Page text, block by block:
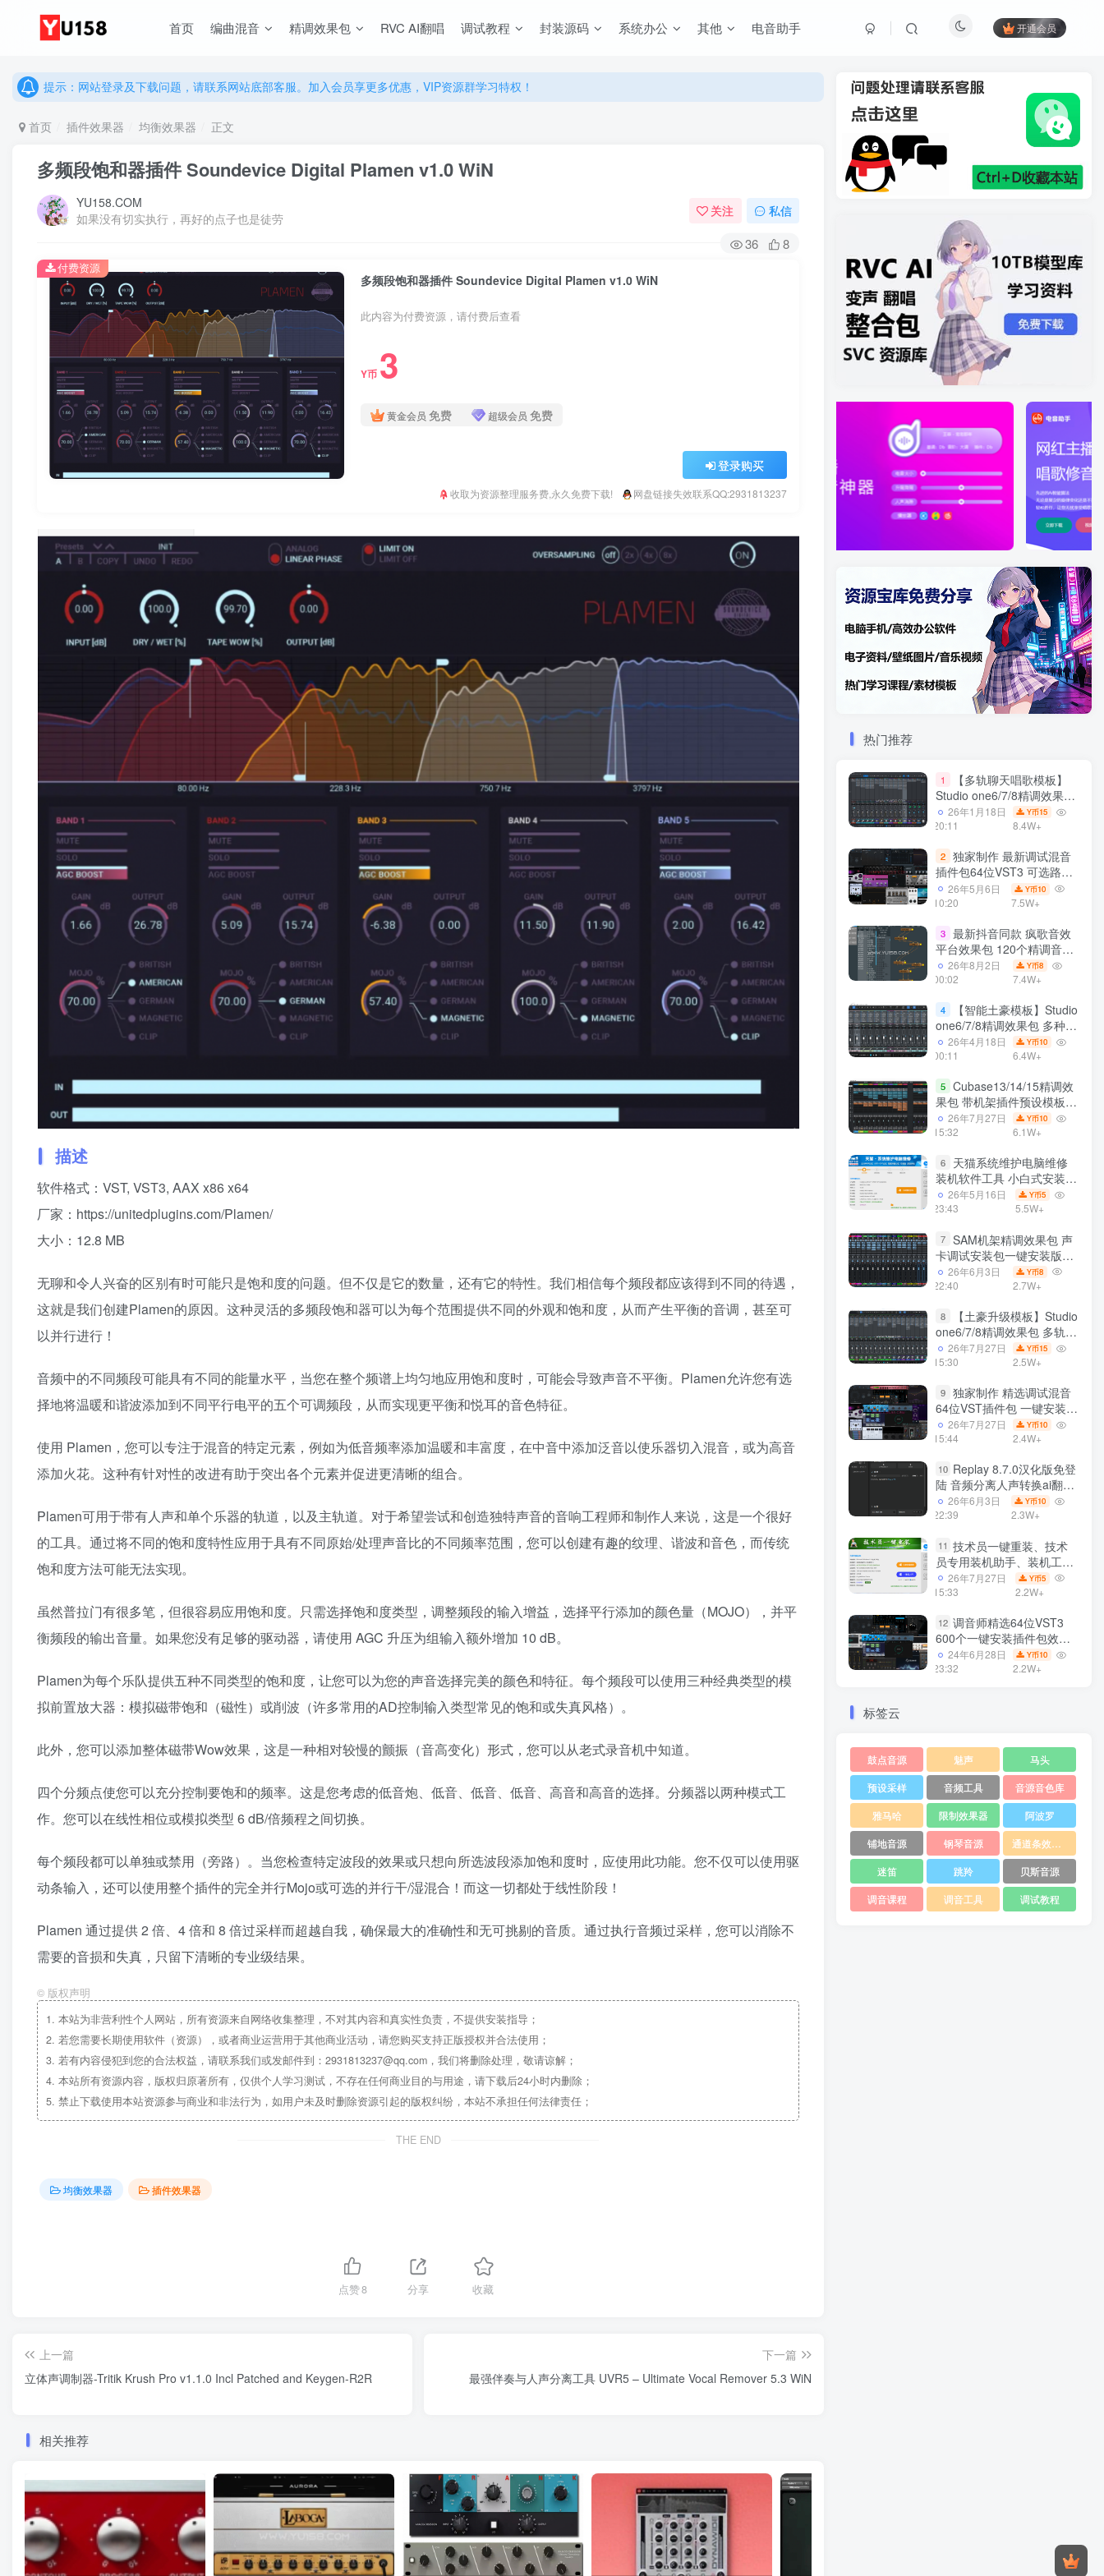
首页 编曲混音 精调效果包 RVC AI翻唱 调试教程 封装源码 系统办公 其他 电音助手 开通会员
提示：网站登录及下载问题，请联系网站底部客服。加入会员享更多优惠，VIP资源群学习特权！
提示：网站登录及下载问题，请联系网站底部客服。加入会员享更多优惠，VIP资源群学习特权！
首页 插件效果器 均衡效果器 正文
多频段饱和器插件 Soundevice Digital Plamen v1.0 WiN
YU158.COM
如果没有切实执行，再好的点子也是徒劳
关注 私信
36 8
多频段饱和器插件 Soundevice Digital Plamen v1.0 WiN
此内容为付费资源，请付费后查看
Y币 3
黄金会员 免费 超级会员 免费
登录购买
收取为资源整理服务费,永久免费下载! 网盘链接失效联系QQ:2931813237
付费资源
描述
软件格式：VST, VST3, AAX x86 x64
厂家：https://unitedplugins.com/Plamen/
大小：12.8 MB
无聊和令人兴奋的区别有时可能只是饱和度的问题。但不仅是它的数量，还有它的特性。我们相信每个频段都应该得到不同的待遇，
这就是我们创建Plamen的原因。这种灵活的多频段饱和器可以为每个范围提供不同的外观和饱和度，从而产生平衡的音调，甚至可
以并行进行！
音频中的不同频段可能具有不同的能量水平，当您在整个频谱上均匀地应用饱和度时，可能会导致声音不平衡。Plamen允许您有选
择地将温暖和谐波添加到不同平行电平的五个可调频段，从而实现更平衡和悦耳的音色特征。
使用 Plamen，您可以专注于混音的特定元素，例如为低音频率添加温暖和丰富度，在中音中添加泛音以使乐器切入混音，或为高音
添加火花。这种有针对性的改进有助于突出各个元素并促进更清晰的组合。
Plamen可用于带有人声和单个乐器的轨道，以及主轨道。对于希望尝试和创造独特声音的音响工程师和制作人来说，这是一个很好
的工具。通过将不同的饱和度特性应用于具有不同原始/处理声音比的不同频率范围，您可以创建有趣的纹理、谐波和音色，而传统
饱和度方法可能无法实现。
虽然普拉门有很多笔，但很容易应用饱和度。只需选择饱和度类型，调整频段的输入增益，选择平行添加的颜色量（MOJO），并平
衡频段的输出音量。如果您没有足够的驱动器，请使用 AGC 升压为组输入额外增加 10 dB。
Plamen为每个乐队提供五种不同类型的饱和度，让您可以为您的声音选择完美的颜色和特征。每个频段可以使用三种经典类型的模
拟前置放大器：模拟磁带饱和（磁性）或削波（许多常用的AD控制输入类型常见的饱和或失真风格）。
此外，您可以添加整体磁带Wow效果，这是一种相对较慢的颤振（音高变化）形式，您可以从老式录音机中知道。
四个分频点使您可以充分控制要饱和的频率。这是您考虑的低音炮、低音、低音、低音、高音和高音的选择。分频器以两种模式工
作。您可以在线性相位或模拟类型 6 dB/倍频程之间切换。
每个频段都可以单独或禁用（旁路）。当您检查特定波段的效果或只想向所选波段添加饱和度时，应使用此功能。您不仅可以使用驱
动条输入，还可以使用整个插件的完全并行Mojo或可选的并行干/湿混合！而这一切都处于线性阶段！
Plamen 通过提供 2 倍、4 倍和 8 倍过采样而超越自我，确保最大的准确性和无可挑剔的音质。通过执行音频过采样，您可以消除不
需要的音损和失真，只留下清晰的专业级结果。
© 版权声明
1. 本站为非营利性个人网站，所有资源来自网络收集整理，不对其内容和真实性负责，不提供安装指导；
2. 若您需要长期使用软件（资源），或者商业运营用于其他商业活动，请您购买支持正版授权并合法使用；
3. 若有内容侵犯到您的合法权益，请联系我们或发邮件到：2931813237@qq.com，我们将删除处理，敬请谅解；
4. 本站所有资源内容，版权归原著所有，仅供个人学习测试，不存在任何商业目的与用途，请下载后24小时内删除；
5. 禁止下载使用本站资源参与商业和非法行为，如用户未及时删除资源引起的版权纠纷，本站不承担任何法律责任；
THE END
均衡效果器 插件效果器
点赞8 分享 收藏
上一篇
立体声调制器-Tritik Krush Pro v1.1.0 Incl Patched and Keygen-R2R
下一篇
最强伴奏与人声分离工具 UVR5 – Ultimate Vocal Remover 5.3 WiN
相关推荐
热门推荐
1
【多轨聊天唱歌模板】
Studio one6/7/8精调效果包
多种效果模式 声卡调试好直
播预设模板
26年1月18日
20:11
Y币15
8.4W+
2 独家制作 最新调试混音
插件包64位VST3 可选路径
一键安装550个效果器合集
v3.0 WiN 支持定制
26年5月6日
10:20
Y币10
7.5W+
3 最新抖音同款 疯歌音效
平台效果包 120个精调音效
包+软件自带170个音效
+600个插件 带安装教程全
26年8月2日
00:02
Y币8
7.4W+
4
【智能土豪模板】Studio
one6/7/8精调效果包 多种效
果模式可选 声卡调试好预设
带插件全套文件
26年4月18日
00:11
Y币10
6.4W+
5 Cubase13/14/15精调效
果包 带机架插件预设模板
声卡调试好效果工程文件
26年7月27日
15:32
Y币10
6.1W+
6
天猫系统维护电脑维修
装机软件工具 小白式安装
完全一键安装系统 电脑系统
装机软件 一键重装系统
26年5月16日
23:43
Y币5
5.5W+
7 SAM机架精调效果包 声
卡调试安装包一键安装版模
板 带插件预设效果文件
26年6月3日
22:40
Y币8
2.7W+
8
【土豪升级模板】Studio
one6/7/8精调效果包 多轨道
效果模式可选 声卡调试好预
设模板 带插件全套文件
26年7月27日
15:30
Y币15
2.5W+
9 独家制作 精选调试混音
64位VST插件包 一键安装
600个效果器合集v2.0 WiN
支持定制
26年7月27日
15:44
Y币10
2.4W+
10 Replay 8.7.0汉化版免登
陆 音频分离人声转换ai翻唱
支持50系显卡 一键安装
WiN
26年6月3日
22:39
Y币10
2.3W+
11 技术员一键重装、技术
员专用装机助手、装机工
具、电脑系统装机软件丶一
键安装系统
26年7月27日
15:33
Y币5
2.2W+
12 调音师精选64位VST3
600个一键安装插件包效果
器集合10G WiN
24年6月28日
23:32
Y币10
2.2W+
标签云
鼓点音源 魅声
马头
预设采样
音频工具
音源音色库
雅马哈
限制效果器
阿波罗
铺地音源
钢琴音源
通道条效果器
迷笛
跳羚
贝斯音源
调音课程
调音工具 调试教程